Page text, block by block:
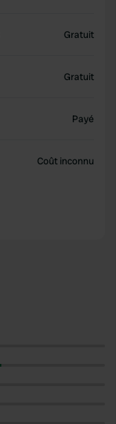
Gratuit
Gratuit
Payé
Coût inconnu